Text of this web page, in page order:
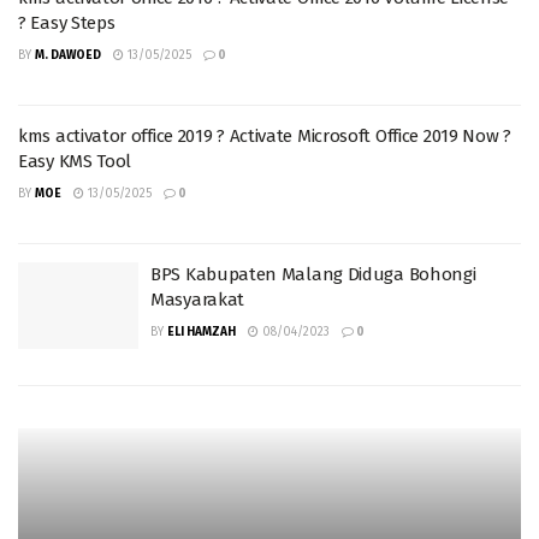
? Easy Steps
BY M. DAWOED 13/05/2025 0
kms activator office 2019 ? Activate Microsoft Office 2019 Now ?
Easy KMS Tool
BY MOE 13/05/2025 0
BPS Kabupaten Malang Diduga Bohongi
Masyarakat
BY ELI HAMZAH 08/04/2023 0